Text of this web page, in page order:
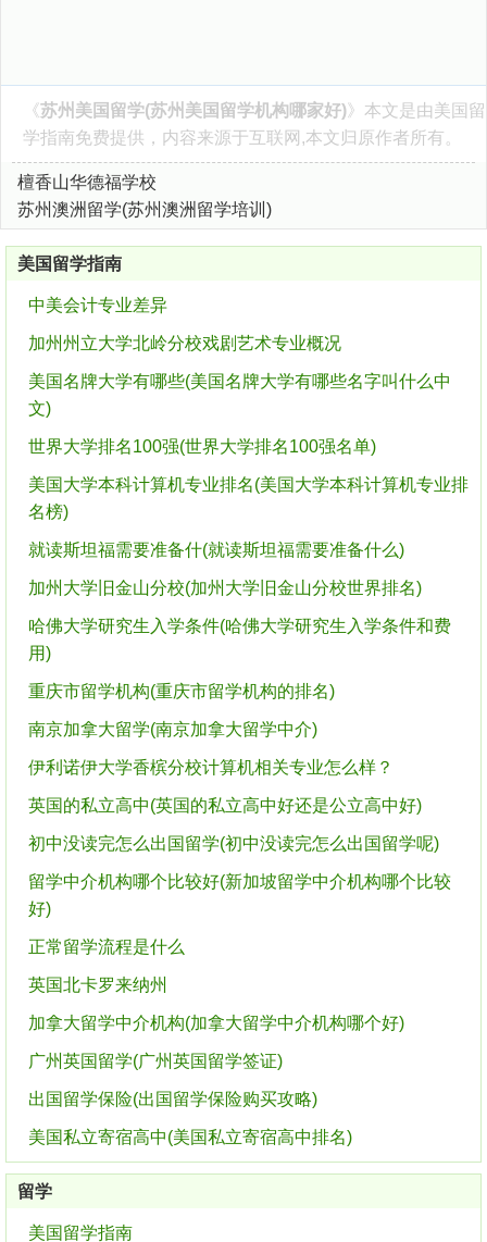
《苏州美国留学(苏州美国留学机构哪家好)》本文是由美国留
学指南免费提供，内容来源于互联网,本文归原作者所有。
檀香山华德福学校
苏州澳洲留学(苏州澳洲留学培训)
美国留学指南
中美会计专业差异
加州州立大学北岭分校戏剧艺术专业概况
美国名牌大学有哪些(美国名牌大学有哪些名字叫什么中
文)
世界大学排名100强(世界大学排名100强名单)
美国大学本科计算机专业排名(美国大学本科计算机专业排
名榜)
就读斯坦福需要准备什(就读斯坦福需要准备什么)
加州大学旧金山分校(加州大学旧金山分校世界排名)
哈佛大学研究生入学条件(哈佛大学研究生入学条件和费
用)
重庆市留学机构(重庆市留学机构的排名)
南京加拿大留学(南京加拿大留学中介)
伊利诺伊大学香槟分校计算机相关专业怎么样？
英国的私立高中(英国的私立高中好还是公立高中好)
初中没读完怎么出国留学(初中没读完怎么出国留学呢)
留学中介机构哪个比较好(新加坡留学中介机构哪个比较
好)
正常留学流程是什么
英国北卡罗来纳州
加拿大留学中介机构(加拿大留学中介机构哪个好)
广州英国留学(广州英国留学签证)
出国留学保险(出国留学保险购买攻略)
美国私立寄宿高中(美国私立寄宿高中排名)
留学
美国留学指南